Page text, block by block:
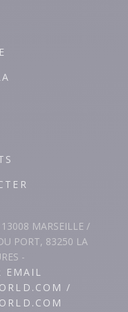
MARSEILLE /
PORT, 83250 LA
-
EMAIL
/